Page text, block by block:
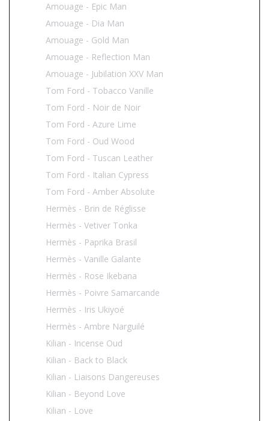
Amouage - Epic Man
Amouage - Dia Man
Amouage - Gold Man
Amouage - Reflection Man
Amouage - Jubilation XXV Man
Tom Ford - Tobacco Vanille
Tom Ford - Noir de Noir
Tom Ford - Azure Lime
Tom Ford - Oud Wood
Tom Ford - Tuscan Leather
Tom Ford - Italian Cypress
Tom Ford - Amber Absolute
Hermès - Brin de Réglisse
Hermès - Vetiver Tonka
Hermès - Paprika Brasil
Hermès - Vanille Galante
Hermès - Rose Ikebana
Hermès - Poivre Samarcande
Hermès - Iris Ukiyoé
Hermès - Ambre Narguilé
Kilian - Incense Oud
Kilian - Back to Black
Kilian - Liaisons Dangereuses
Kilian - Beyond Love
Kilian - Love